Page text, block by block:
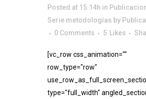
Posted at 15:14h in
Serie metodologías by
0 Comments
5 Likes
[vc_row css_animation=""
row_type="row"
type="full_width"